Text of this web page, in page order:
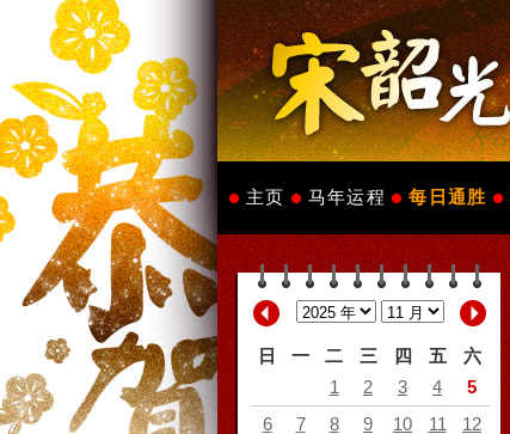
主页 马年运程 每日通胜
日 一 二 三 四 五
六
1
2 3 4
5
6
7 8 9 10 11
12